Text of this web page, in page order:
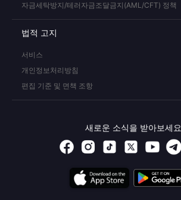
자금세탁방지/테러자금조달금지(AML/CFT) 정책
법적 고지
서비스
개인정보처리방침
편집 기준 및 면책 조항
새로운 소식을 받아보세요